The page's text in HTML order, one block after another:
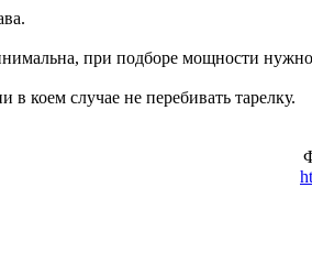
при подборе мощности
коем случае не перебивать тарелку.